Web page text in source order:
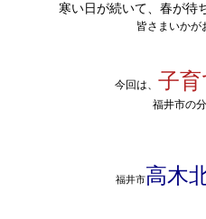
寒い日が続いて、春が待
皆さまいかが
今回は、 子
福井市の
福井市高木